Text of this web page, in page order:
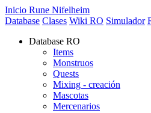
Inicio Rune Nifelheim
Database Clases Wiki RO Simulador
Database RO
Items
Monstruos
Quests
Mixing - creación
Mascotas
Mercenarios